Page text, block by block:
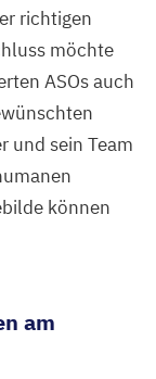
richtigen
möchte
ASOs auch
und sein Team
können
am